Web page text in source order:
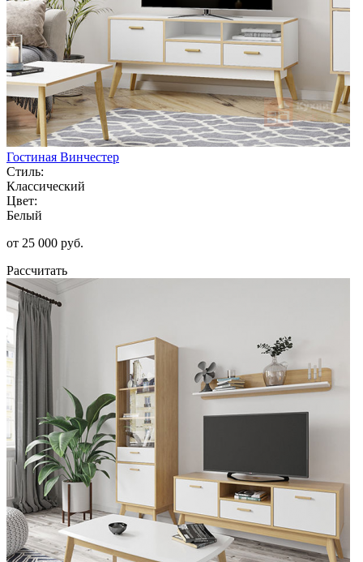
Гостиная Винчестер
Стиль:
Классический
Цвет:
Белый
от 25 000 руб.
Рассчитать